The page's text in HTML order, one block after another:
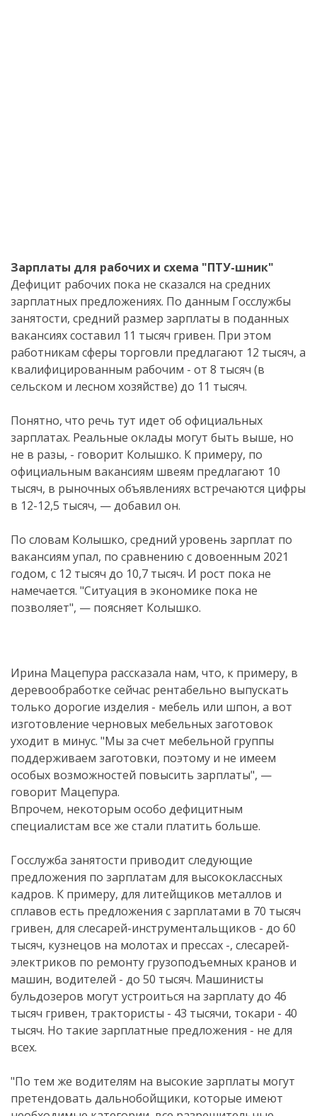
Зарплаты для рабочих и схема "ПТУ-шник"
Дефицит рабочих пока не сказался на средних
зарплатных предложениях. По данным Госслужбы
занятости, средний размер зарплаты в поданных
вакансиях составил 11 тысяч гривен. При этом
работникам сферы торговли предлагают 12 тысяч, а
квалифицированным рабочим - от 8 тысяч (в
сельском и лесном хозяйстве) до 11 тысяч.
Понятно, что речь тут идет об официальных
зарплатах. Реальные оклады могут быть выше, но
не в разы, - говорит Колышко. К примеру, по
официальным вакансиям швеям предлагают 10
тысяч, в рыночных объявлениях встречаются цифры
в 12-12,5 тысяч, — добавил он.
По словам Колышко, средний уровень зарплат по
вакансиям упал, по сравнению с довоенным 2021
годом, с 12 тысяч до 10,7 тысяч. И рост пока не
намечается. "Ситуация в экономике пока не
позволяет", — поясняет Колышко.
Ирина Мацепура рассказала нам, что, к примеру, в
деревообработке сейчас рентабельно выпускать
только дорогие изделия - мебель или шпон, а вот
изготовление черновых мебельных заготовок
уходит в минус. "Мы за счет мебельной группы
поддерживаем заготовки, поэтому и не имеем
особых возможностей повысить зарплаты", —
говорит Мацепура.
Впрочем, некоторым особо дефицитным
специалистам все же стали платить больше.
Госслужба занятости приводит следующие
предложения по зарплатам для высококлассных
кадров. К примеру, для литейщиков металлов и
сплавов есть предложения с зарплатами в 70 тысяч
гривен, для слесарей-инструментальщиков - до 60
тысяч, кузнецов на молотах и прессах -, слесарей-
электриков по ремонту грузоподъемных кранов и
машин, водителей - до 50 тысяч. Машинисты
бульдозеров могут устроиться на зарплату до 46
тысяч гривен, трактористы - 43 тысячи, токари - 40
тысяч. Но такие зарплатные предложения - не для
всех.
"По тем же водителям на высокие зарплаты могут
претендовать дальнобойщики, которые имеют